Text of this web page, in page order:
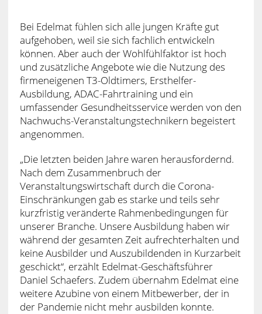
Bei Edelmat fühlen sich alle jungen Kräfte gut
aufgehoben, weil sie sich fachlich entwickeln
können. Aber auch der Wohlfühlfaktor ist hoch
und zusätzliche Angebote wie die Nutzung des
firmeneigenen T3-Oldtimers, Ersthelfer-
Ausbildung, ADAC-Fahrtraining und ein
umfassender Gesundheitsservice werden von den
Nachwuchs-Veranstaltungstechnikern begeistert
angenommen.
„Die letzten beiden Jahre waren herausfordernd.
Nach dem Zusammenbruch der
Veranstaltungswirtschaft durch die Corona-
Einschränkungen gab es starke und teils sehr
kurzfristig veränderte Rahmenbedingungen für
unserer Branche. Unsere Ausbildung haben wir
während der gesamten Zeit aufrechterhalten und
keine Ausbilder und Auszubildenden in Kurzarbeit
geschickt“, erzählt Edelmat-Geschäftsführer
Daniel Schaefers. Zudem übernahm Edelmat eine
weitere Azubine von einem Mitbewerber, der in
der Pandemie nicht mehr ausbilden konnte.